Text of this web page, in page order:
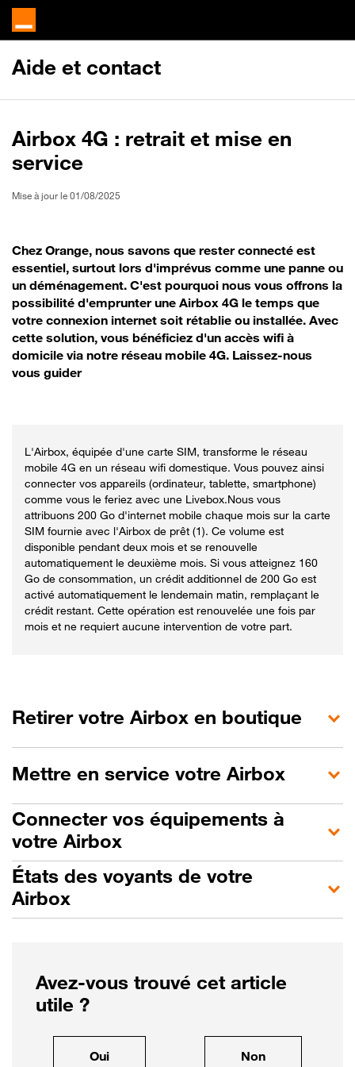
Aide et contact
Airbox 4G : retrait et mise en
service
Mise à jour le 01/08/2025
Chez Orange, nous savons que rester connecté est
essentiel, surtout lors d'imprévus comme une panne ou
un déménagement. C'est pourquoi nous vous offrons la
possibilité d'emprunter une Airbox 4G le temps que
votre connexion internet soit rétablie ou installée. Avec
cette solution, vous bénéficiez d'un accès wifi à
domicile via notre réseau mobile 4G. Laissez-nous
vous guider
L'Airbox, équipée d'une carte SIM, transforme le réseau
mobile 4G en un réseau wifi domestique. Vous pouvez ainsi
connecter vos appareils (ordinateur, tablette, smartphone)
comme vous le feriez avec une Livebox.Nous vous
attribuons 200 Go d'internet mobile chaque mois sur la carte
SIM fournie avec l'Airbox de prêt (1). Ce volume est
disponible pendant deux mois et se renouvelle
automatiquement le deuxième mois. Si vous atteignez 160
Go de consommation, un crédit additionnel de 200 Go est
activé automatiquement le lendemain matin, remplaçant le
crédit restant. Cette opération est renouvelée une fois par
mois et ne requiert aucune intervention de votre part.
Retirer votre Airbox en boutique
Mettre en service votre Airbox
Connecter vos équipements à
votre Airbox
États des voyants de votre
Airbox
Avez-vous trouvé cet article
utile ?
Oui, cet article m'a été utileNon, cet article ne